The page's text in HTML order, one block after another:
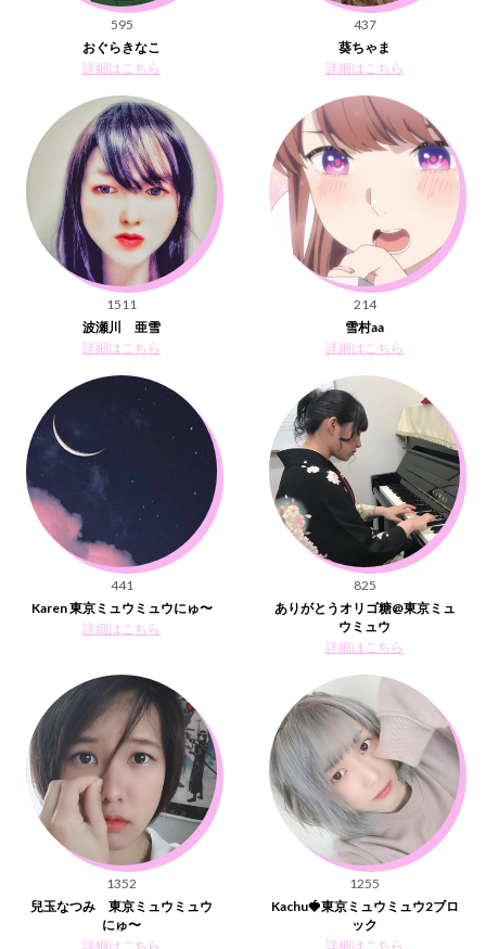
595
おぐらきなこ
詳細はこちら
437
葵ちゃま
詳細はこちら
1511
波瀬川 亜雪
詳細はこちら
214
雪村aa
詳細はこちら
441
Karen 東京ミュウミュウにゅ〜
詳細はこちら
825
ありがとうオリゴ糖@東京ミュ
ウミュウ
詳細はこちら
1352
兒玉なつみ 東京ミュウミュウ
にゅ〜
詳細はこちら
1255
Kachu🍓東京ミュウミュウ2ブロ
ック
詳細はこちら